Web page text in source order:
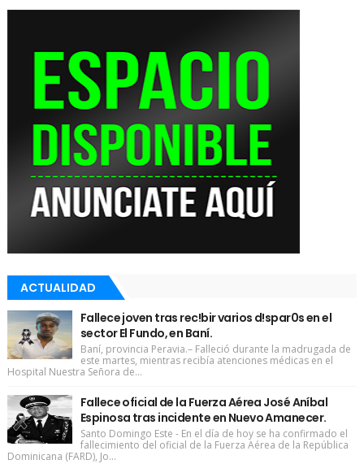
ACTUALIDAD
Fallece joven tras rec!bir varios d!spar0s en el
sector El Fundo, en Baní.
Baní, provincia Peravia.– Falleció durante la madrugada de
este martes, mientras recibía atenciones médicas en el
Hospital Nuestra Señora de...
Fallece oficial de la Fuerza Aérea José Aníbal
Espinosa tras incidente en Nuevo Amanecer.
Santo Domingo Este - En el día de hoy se ha confirmado el
fallecimiento del oficial de la Fuerza Aérea de la República
Dominicana (FARD), Jo...